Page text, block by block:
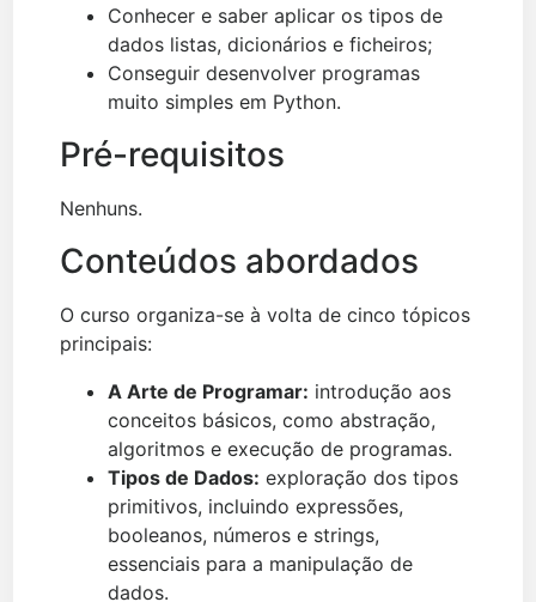
Conhecer e saber aplicar os tipos de
dados listas, dicionários e ficheiros;
Conseguir desenvolver programas
muito simples em Python.
Pré-requisitos
Nenhuns.
Conteúdos abordados
O curso organiza-se à volta de cinco tópicos
principais:
A Arte de Programar: introdução aos
conceitos básicos, como abstração,
algoritmos e execução de programas.
Tipos de Dados: exploração dos tipos
primitivos, incluindo expressões,
booleanos, números e strings,
essenciais para a manipulação de
dados.